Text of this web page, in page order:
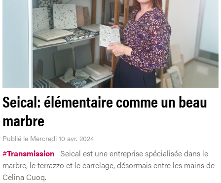
Seical: élémentaire comme un beau
marbre
Publié le Mercredi 10 avr. 2024
#Transmission Seical est une entreprise spécialisée dans le
marbre, le terrazzo et le carrelage, désormais entre les mains de
Celina Cuoq.